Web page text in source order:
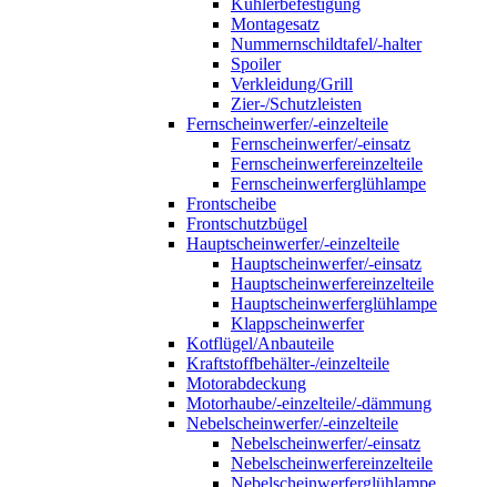
Kühlerbefestigung
Montagesatz
Nummernschildtafel/-halter
Spoiler
Verkleidung/Grill
Zier-/Schutzleisten
Fernscheinwerfer/-einzelteile
Fernscheinwerfer/-einsatz
Fernscheinwerfereinzelteile
Fernscheinwerferglühlampe
Frontscheibe
Frontschutzbügel
Hauptscheinwerfer/-einzelteile
Hauptscheinwerfer/-einsatz
Hauptscheinwerfereinzelteile
Hauptscheinwerferglühlampe
Klappscheinwerfer
Kotflügel/Anbauteile
Kraftstoffbehälter-/einzelteile
Motorabdeckung
Motorhaube/-einzelteile/-dämmung
Nebelscheinwerfer/-einzelteile
Nebelscheinwerfer/-einsatz
Nebelscheinwerfereinzelteile
Nebelscheinwerferglühlampe